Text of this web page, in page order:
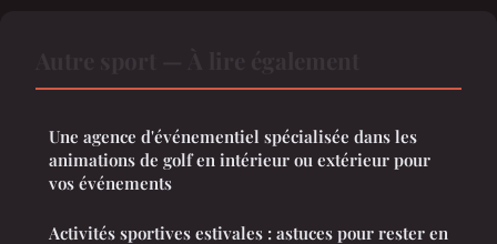
Une agence d'événementiel spécialisée dans les
animations de golf en intérieur ou extérieur pour
vos événements
Activités sportives estivales : astuces pour rester en